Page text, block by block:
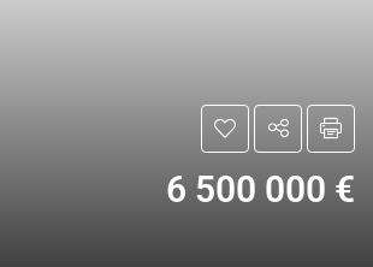
6 500 000 €